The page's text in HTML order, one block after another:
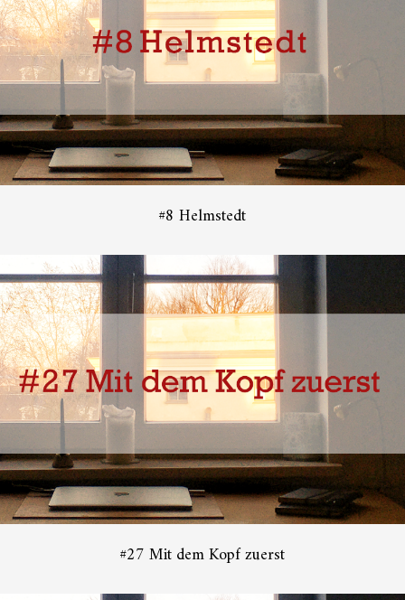
#8 Helmstedt
#27 Mit dem Kopf zuerst